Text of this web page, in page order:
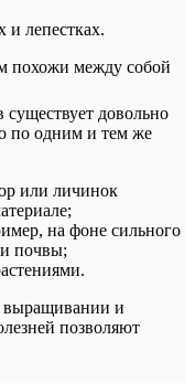
и лепестках.
похожи между собой
существует довольно
по одним и тем же
или личинок
на фоне сильного
почвы;
выращивании и
позволяют